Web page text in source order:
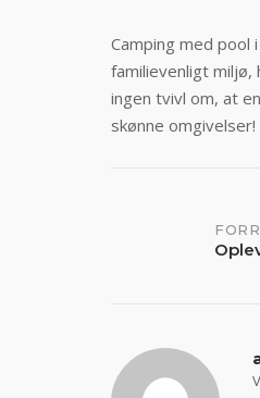
Camping med pool
familievenligt
ingen tvivl om, at
skønne omgivelser!
Indlægs